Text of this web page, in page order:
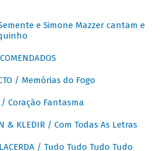
e Simone Mazzer cantam e
/ Memórias do Fogo
/ Coração Fantasma
& KLEDIR / Com Todas As Letras
LACERDA / Tudo Tudo Tudo Tudo